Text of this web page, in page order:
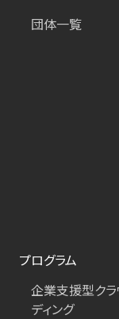
団体一覧
プログラム
企業支援型クラ
ディング